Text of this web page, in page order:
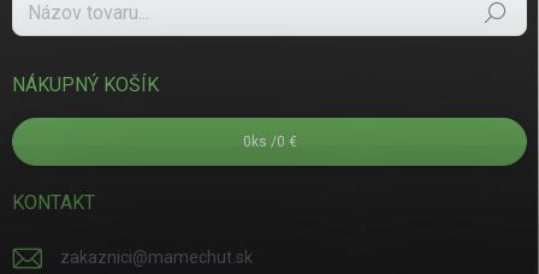
Hľadať
NÁKUPNÝ KOŠÍK
0 ks /0 €
KONTAKT
zakaznici@mamechut.sk